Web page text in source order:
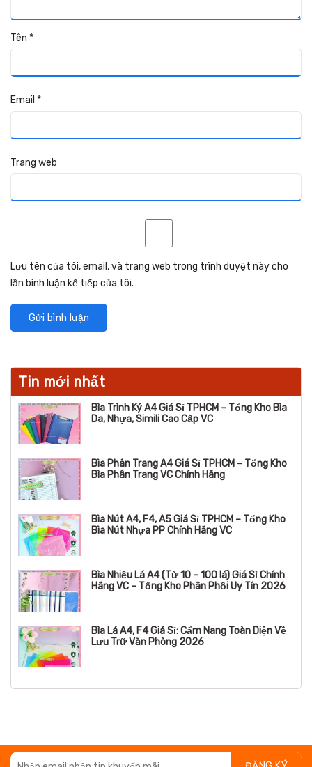
Tên *
Email *
Trang web
Lưu tên của tôi, email, và trang web trong trình duyệt này cho
lần bình luận kế tiếp của tôi.
Tin mới nhất
Bìa Trình Ký A4 Giá Sỉ TPHCM – Tổng Kho Bìa
Da, Nhựa, Simili Cao Cấp VC
Bìa Phân Trang A4 Giá Sỉ TPHCM – Tổng Kho
Bìa Phân Trang VC Chính Hãng
Bìa Nút A4, F4, A5 Giá Sỉ TPHCM – Tổng Kho
Bìa Nút Nhựa PP Chính Hãng VC
Bìa Nhiều Lá A4 (Từ 10 – 100 lá) Giá Sỉ Chính
Hãng VC – Tổng Kho Phân Phối Uy Tín 2026
Bìa Lá A4, F4 Giá Sỉ: Cẩm Nang Toàn Diện Về
Lưu Trữ Văn Phòng 2026